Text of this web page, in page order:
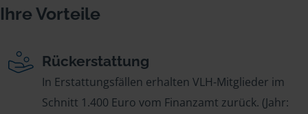
Ihre Vorteile
Rückerstattung
In Erstattungsfällen erhalten VLH-Mitglieder im
Schnitt 1.400 Euro vom Finanzamt zurück. (Jahr: